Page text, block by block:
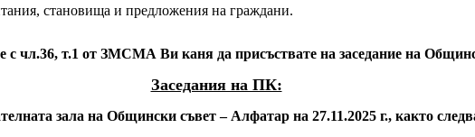
становища и предложения на граждани.
с чл.36, т.1 от ЗМСМА Ви каня да присъствате на заседание на
Заседания на ПК:
зала на Общински съвет – Алфатар на 27.11.2025 г., както